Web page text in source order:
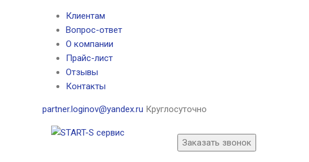
Клиентам
Вопрос-ответ
О компании
Прайс-лист
Отзывы
Контакты
partner.loginov@yandex.ru Круглосуточно
Заказать звонок